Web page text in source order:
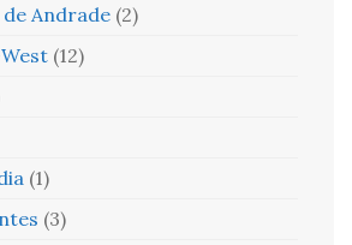
Andrade (2)
(12)
(1)
(3)